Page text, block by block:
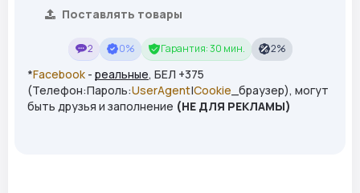
Поставлять товары
2 0% Гарантия: 30 мин. 2%
*Facebook - реальные, БЕЛ +375
(Телефон:Пароль:UserAgent|Cookie _браузер), могут
быть друзья и заполнение (НЕ ДЛЯ РЕКЛАМЫ)